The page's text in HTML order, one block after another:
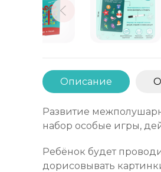
Описание
Развитие
набор особые игры,
Ребёнок будет
дорисовывать